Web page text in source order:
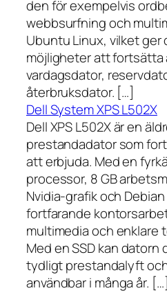
den för exempelvis
webbsurfning och
Ubuntu Linux, vilket ger
möjligheter att fortsätta
vardagsdator,
återbruksdator. […]
Dell System XPS L502X
Dell XPS L502X är en
prestandadator som
att erbjuda. Med en
processor, 8 GB
Nvidia-grafik och
fortfarande
multimedia och enklare
Med en SSD kan
tydligt prestandalyft
användbar i många år. […]